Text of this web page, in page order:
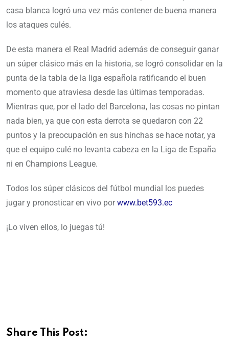
casa blanca logró una vez más contener de buena manera
los ataques culés.
De esta manera el Real Madrid además de conseguir ganar
un súper clásico más en la historia, se logró consolidar en la
punta de la tabla de la liga española ratificando el buen
momento que atraviesa desde las últimas temporadas.
Mientras que, por el lado del Barcelona, las cosas no pintan
nada bien, ya que con esta derrota se quedaron con 22
puntos y la preocupación en sus hinchas se hace notar, ya
que el equipo culé no levanta cabeza en la Liga de España
ni en Champions League.
Todos los súper clásicos del fútbol mundial los puedes
jugar y pronosticar en vivo porwww.bet593.ec
¡Lo viven ellos, lo juegas tú!
Share This Post: